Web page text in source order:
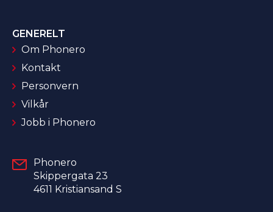
GENERELT
Om Phonero
Kontakt
Personvern
Vilkår
Jobb i Phonero
Phonero
Skippergata 23
4611 Kristiansand S​